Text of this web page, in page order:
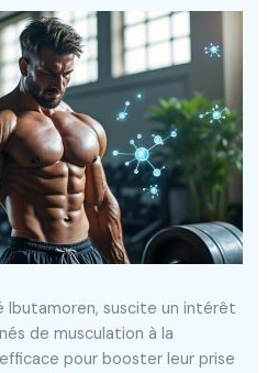
Ibutamoren, suscite un intérêt
de musculation à la
pour booster leur prise